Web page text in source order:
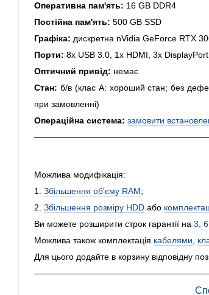
Оперативна пам'ять: 16 GB DDR4
Постійна пам'ять: 500 GB SSD
Графіка: дискретна nVidia GeForce RTX
Порти: 8x USB 3.0, 1x HDMI, 3x
Оптичний привід: немає
Стан: б/в (клас А: хороший стан; без
при замовленні)
Операційна система: замовити
Можлива модифікація:
1. Збільшення об'єму RAM;
2. Збільшення розміру HDD або
Ви можете розширити строк гарантії на 3,
Можлива також комплектація кабелями,
Для цього додайте в корзину відповідну